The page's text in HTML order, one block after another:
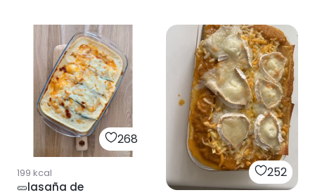
268
199 kcal
🥒lasaña de
252